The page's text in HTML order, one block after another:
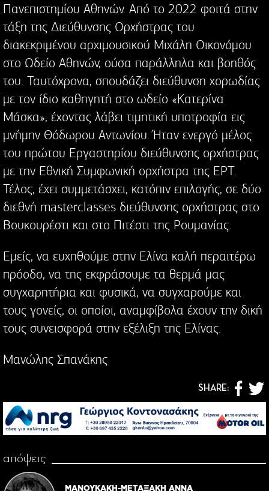
Πανεπιστημίου Αθηνών. Από το 2022 φοιτά στην
τάξη της Διεύθυνσης Ορχήστρας του
διακεκριμένου αρχιμουσικού Μιχάλη Οικονόμου
στο Ωδείο Αθηνών, ούσα παράλληλα και βοηθός
του. Ταυτόχρονα, σπουδάζει διεύθυνση χορωδίας
με τον ίδιο καθηγητή στο ωδείο «Κατερίνα
Μάσκα», έχοντας λάβει τιμητική υποτροφία εις
μνήμην Θόδωρου Αντωνίου. Ήταν ενεργό μέλος
του πρώτου Εργαστηρίου διεύθυνσης ορχήστρας
με την Εθνική Συμφωνική ορχήστρα της ΕΡΤ.
Τέλος, έχει συμμετάσχει, κατόπιν επιλογής, σε δύο
διεθνή masterclasses διεύθυνσης ορχήστρας στο
Βουκουρέστι και στο Πιτέστι της Ρουμανίας.
Εμείς, να ευχηθούμε στην Ελίνα καλή περαιτέρω
πρόοδο, να της εκφράσουμε τα θερμά μας
συγχαρητήρια και φυσικά, να συγχαρούμε και
τους γονείς, οι οποίοι, αναμφίβολα έχουν την δική
τους συνεισφορά στην εξέλιξη της Ελίνας.
Μανώλης Σπανάκης
SHARE:
απόψεις
ΜΑΝΟΥΚΑΚΗ-ΜΕΤΑΞΑΚΗ ΑΝΝΑ